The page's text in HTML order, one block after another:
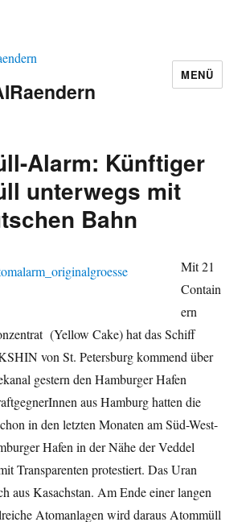
MENÜ
Alarm: Künftiger
unterwegs mit
Bahn
Mit 21
Contain
ern
(Yellow Cake) hat das Schiff
von St. Petersburg kommend über
gestern den Hamburger Hafen
aus Hamburg hatten die
in den letzten Monaten am Süd-West-
Hafen in der Nähe der Veddel
Transparenten protestiert. Das Uran
aus Kasachstan. Am Ende einer langen
Atomanlagen wird daraus Atommüll